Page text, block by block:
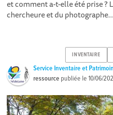
et comment a-t-elle été prise ?
chercheure et du photographe...
INVENTAIRE
Service Inventaire et
ressource publiée le10/06/